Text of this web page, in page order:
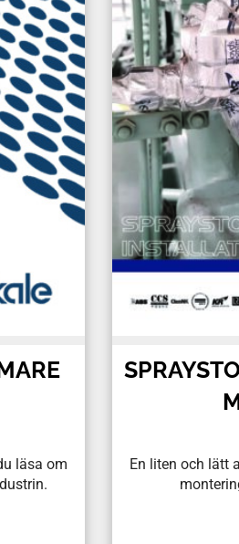
läsa om
En liten och lätt